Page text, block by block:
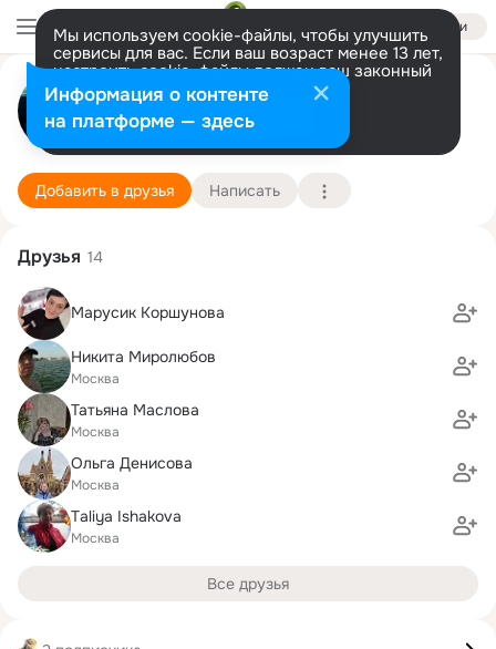
Войти
Мы используем cookie-файлы, чтобы улучшить
сервисы для вас. Если ваш возраст менее 13 лет,
настроить cookie-файлы должен ваш законный
представитель. Больше информации
Разрешить все Настроить
Людмила Маслова (Юдина)
Москва
11 ноября (52 года)
МПГУ, Московский педагогический
Подробнее
Добавить в друзья Написать
Друзья 14
Марусик Коршунова
Никита Миролюбов
Москва
Татьяна Маслова
Москва
Ольга Денисова
Москва
Тaliya Ishakova
Москва
Все друзья
Информация о контенте
на платформе — здесь